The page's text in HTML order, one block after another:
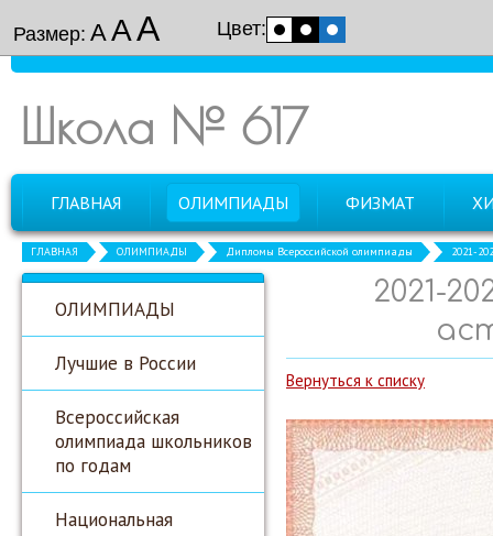
Размер: ААА Цвет:
Школа № 617
ГЛАВНАЯ ОЛИМПИАДЫ ФИЗМАТ
ГЛАВНАЯ ОЛИМПИАДЫ Дипломы Всероссийской олимпиады 2021-
ОЛИМПИАДЫ
Лучшие в России
Всероссийская
олимпиада школьников
по годам
Национальная
2021-
Вернуться к списку